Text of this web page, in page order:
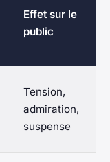
Effet sur le
public
Tension,
admiration,
suspense